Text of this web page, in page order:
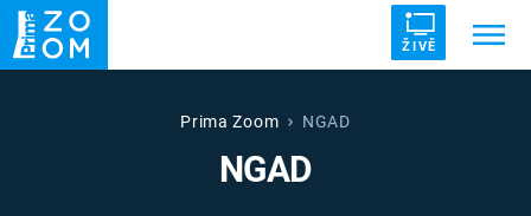
ŽIVĚ
UFO DRUHÁ SVĚTOVÁ VÁLKA
VETŘELCI DÁVNOVĚKU
Prima Zoom NGAD
NGAD